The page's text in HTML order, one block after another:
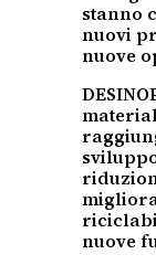
stanno
nuovi
nuove
nuove